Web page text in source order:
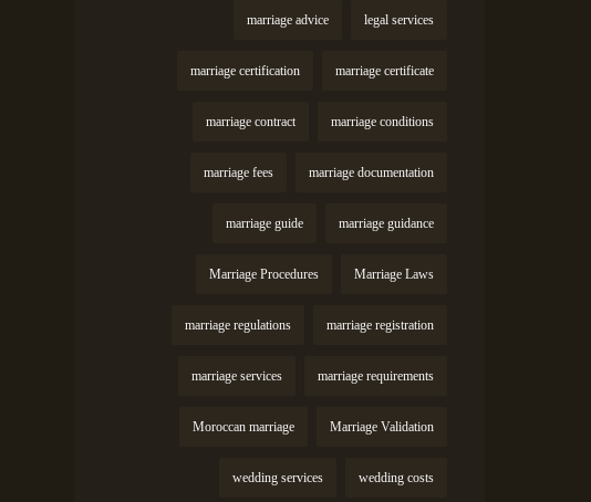
legal services
marriage advice
marriage certificate
marriage certification
marriage conditions
marriage contract
marriage documentation
marriage fees
marriage guidance
marriage guide
Marriage Laws
Marriage Procedures
marriage registration
marriage regulations
marriage requirements
marriage services
Marriage Validation
Moroccan marriage
wedding costs
wedding services